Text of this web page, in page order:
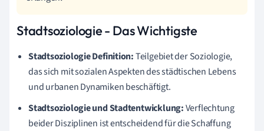
Stadtsoziologie - Das Wichtigste
Stadtsoziologie Definition:Teilgebiet der Soziologie,
das sich mit sozialen Aspekten des städtischen Lebens
und urbanen Dynamiken beschäftigt.
Stadtsoziologie und Stadtentwicklung:Verflechtung
beider Disziplinen ist entscheidend für die Schaffung